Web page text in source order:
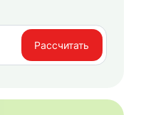
Рассчитать